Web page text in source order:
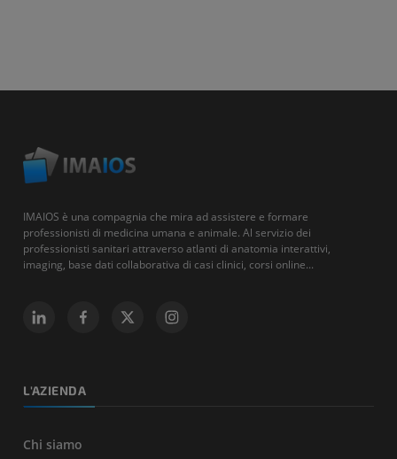
IMAIOS è una compagnia che mira ad assistere e formare
professionisti di medicina umana e animale. Al servizio dei
professionisti sanitari attraverso atlanti di anatomia interattivi,
imaging, base dati collaborativa di casi clinici, corsi online...
L'AZIENDA
Chi siamo